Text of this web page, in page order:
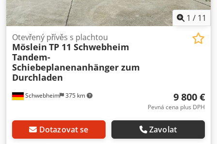
1 / 11
Schwebheim 375 km
Otevřený přívěs s plachtou
Möslein TP 11 Schwebheim
Tandem-
Schiebeplanenanhänger zum
Durchladen
9 800 €
Pevná cena plus DPH
Dotazovat se Zavolat